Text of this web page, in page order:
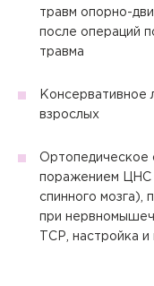
травм опорно-
после операций
травма
Консервативное
взрослых
Ортопедическое
поражением ЦНС
спинного мозга),
при
ТСР, настройка и